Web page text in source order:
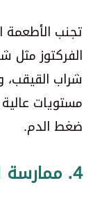
تجنب
الفركتوز مثل
شراب
مستويات
ضغط الدم.
4. ممارسة التمارين الرياضية